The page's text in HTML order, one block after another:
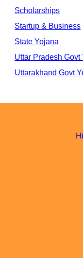
Scholarships
Startup & Business
State Yojana
Uttar Pradesh Govt
Uttarakhand Govt